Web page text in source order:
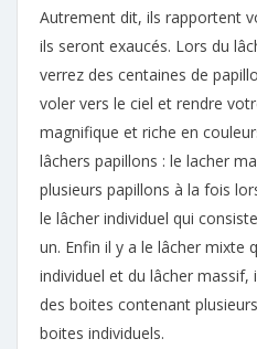
Autrement dit, ils rapportent
ils seront exaucés. Lors du
verrez des centaines de
voler vers le ciel et rendre
magnifique et riche en
lâchers papillons : le lacher
plusieurs papillons à la fois
le lâcher individuel qui
un. Enfin il y a le lâcher mixte
individuel et du lâcher massif,
des boites contenant
boites individuels.